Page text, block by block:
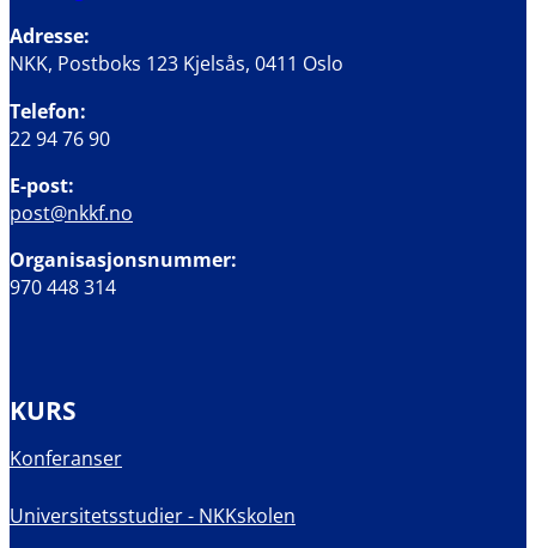
Adresse:
NKK, Postboks 123 Kjelsås, 0411 Oslo
Telefon:
22 94 76 90
E-post:
post@nkkf.no
Organisasjonsnummer:
970 448 314
KURS
Konferanser
Universitetsstudier - NKKskolen